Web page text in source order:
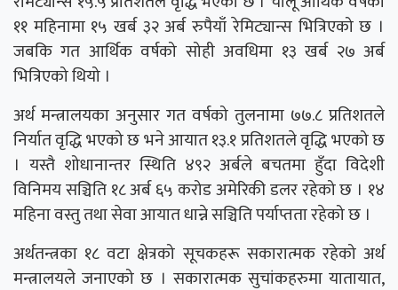
११ महिनामा १५ खर्ब ३२ अर्ब रुपैयाँ रेमिट्यान्स भित्रिएको छ ।
जबकि गत आर्थिक वर्षको सोही अवधिमा १३ खर्ब २७ अर्ब
भित्रिएको थियो ।
अर्थ मन्त्रालयका अनुसार गत वर्षको तुलनामा ७७.८ प्रतिशतले
निर्यात वृद्धि भएको छ भने आयात १३.१ प्रतिशतले वृद्धि भएको छ
। यस्तै शोधानान्तर स्थिति ४९२ अर्बले बचतमा हुँदा विदेशी
विनिमय सञ्चिति १८ अर्ब ६५ करोड अमेरिकी डलर रहेको छ । १४
महिना वस्तु तथा सेवा आयात धान्ने सञ्चिति पर्याप्तता रहेको छ ।
अर्थतन्त्रका १८ वटा क्षेत्रको सूचकहरू सकारात्मक रहेको अर्थ
मन्त्रालयले जनाएको छ । सकारात्मक सुचांकहरुमा यातायात,